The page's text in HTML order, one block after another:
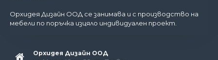
Орхидея Дизайн ООД се занимава и с производство на
мебели по поръчка изцяло индивидуален проект.
Орхидея Дизайн ООД